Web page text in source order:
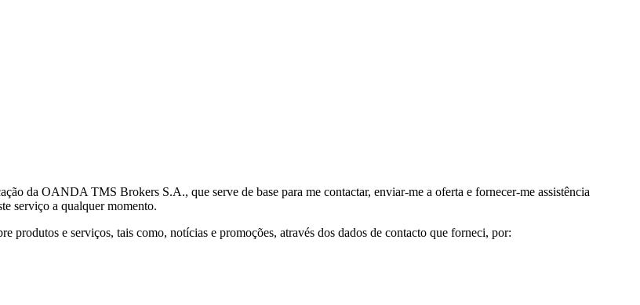
da OANDA TMS Brokers S.A., que serve de base para me contactar, enviar-me a oferta e fornecer-me assistência
serviço a qualquer momento.
e serviços, tais como, notícias e promoções, através dos dados de contacto que forneci, por: